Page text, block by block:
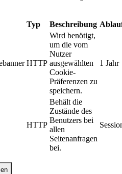
Typ Beschreibung
HTTP
Wird benötigt,
um die vom
Nutzer
ausgewählten
Cookie-
Präferenzen zu
speichern.
1 Jahr
HTTP
Behält die
Zustände des
Benutzers bei
allen
Seitenanfragen
bei.